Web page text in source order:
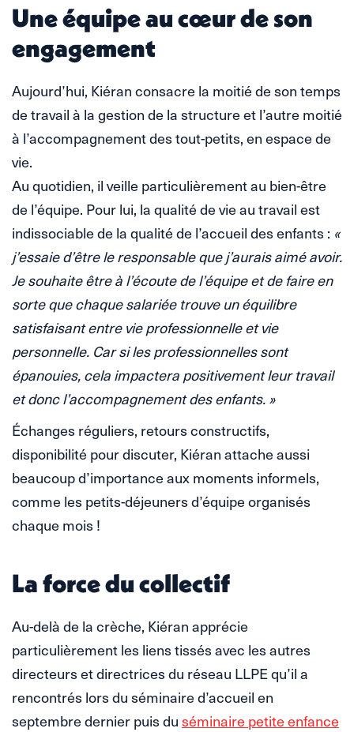
Une équipe au cœur de son
engagement
Aujourd’hui, Kiéran consacre la moitié de son temps
de travail à la gestion de la structure et l’autre moitié
à l’accompagnement des tout-petits, en espace de
vie.
Au quotidien, il veille particulièrement au bien-être
de l’équipe. Pour lui, la qualité de vie au travail est
indissociable de la qualité de l’accueil des enfants : «
j’essaie d’être le responsable que j’aurais aimé avoir.
Je souhaite être à l’écoute de l’équipe et de faire en
sorte que chaque salariée trouve un équilibre
satisfaisant entre vie professionnelle et vie
personnelle. Car si les professionnelles sont
épanouies, cela impactera positivement leur travail
et donc l’accompagnement des enfants. »
Échanges réguliers, retours constructifs,
disponibilité pour discuter, Kiéran attache aussi
beaucoup d’importance aux moments informels,
comme les petits-déjeuners d’équipe organisés
chaque mois !
La force du collectif
Au-delà de la crèche, Kiéran apprécie
particulièrement les liens tissés avec les autres
directeurs et directrices du réseau LLPE qu’il a
rencontrés lors du séminaire d’accueil en
septembre dernier puis duséminaire petite enfance